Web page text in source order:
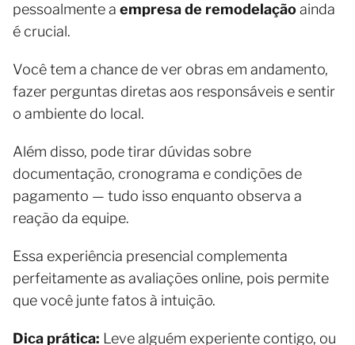
pessoalmente a empresa de remodelaçãoainda
é crucial.
Você tem a chance de ver obras em andamento,
fazer perguntas diretas aos responsáveis e sentir
o ambiente do local.
Além disso, pode tirar dúvidas sobre
documentação, cronograma e condições de
pagamento — tudo isso enquanto observa a
reação da equipe.
Essa experiência presencial complementa
perfeitamente as avaliações online, pois permite
que você junte fatos à intuição.
Dica prática: Leve alguém experiente contigo, ou